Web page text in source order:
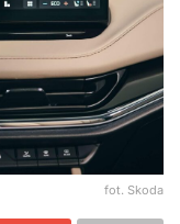
fot. Skoda